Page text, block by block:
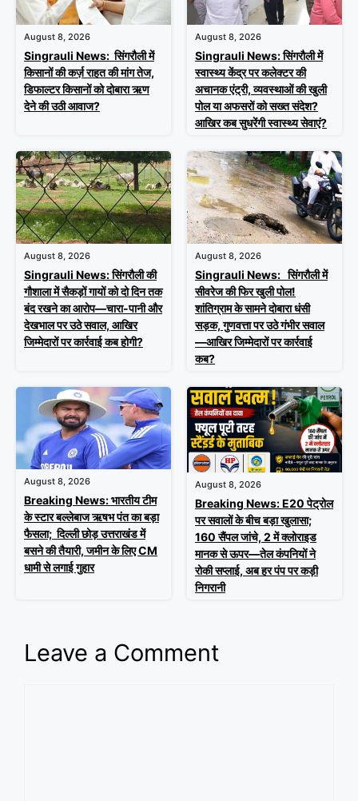
August 8, 2026
Singrauli News: सिंगरौली में
किसानों की कर्ज़ राहत की मांग तेज,
डिफाल्टर किसानों को दोबारा ऋण
देने की उठी आवाज?
August 8, 2026
Singrauli News: सिंगरौली में
स्वास्थ्य केंद्र पर कलेक्टर की
अचानक एंट्री, व्यवस्थाओं की खुली
पोल या अफसरों को सख्त संदेश?
आखिर कब सुधरेंगी स्वास्थ्य सेवाएं?
August 8, 2026
Singrauli News: सिंगरौली की
गौशाला में सैकड़ों गायों को दो दिन तक
बंद रखने का आरोप—चारा-पानी और
देखभाल पर उठे सवाल, आखिर
जिम्मेदारों पर कार्रवाई कब होगी?
August 8, 2026
Singrauli News: सिंगरौली में
सीवरेज की फिर खुली पोल!
शांतिग्राम के सामने दोबारा धंसी
सड़क, गुणवत्ता पर उठे गंभीर सवाल
—आखिर जिम्मेदारों पर कार्रवाई
कब?
August 8, 2026
Breaking News: भारतीय टीम
के स्टार बल्लेबाज ऋषभ पंत का बड़ा
फैसला; दिल्ली छोड़ उत्तराखंड में
बसने की तैयारी, जमीन के लिए CM
धामी से लगाई गुहार
August 8, 2026
Breaking News: E20 पेट्रोल
पर सवालों के बीच बड़ा खुलासा;
160 सैंपल जांचे, 2 में क्लोराइड
मानक से ऊपर—तेल कंपनियों ने
रोकी सप्लाई, अब हर पंप पर कड़ी
निगरानी
Leave a Comment